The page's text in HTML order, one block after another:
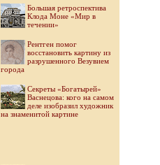
Большая ретроспектива
Клода Моне «Мир в
течении»
Рентген помог
восстановить картину из
разрушенного Везувием
города
Секреты «Богатырей»
Васнецова: кого на самом
деле изобразил художник
на знаменитой картине